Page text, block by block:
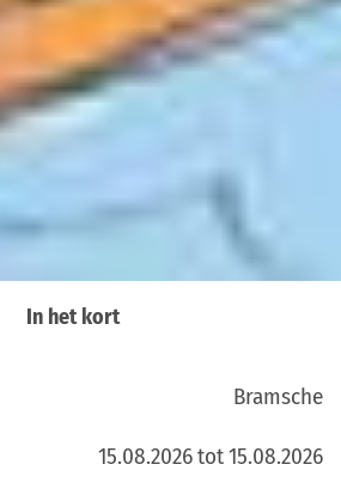
In het kort
Bramsche
15.08.2026 tot 15.08.2026